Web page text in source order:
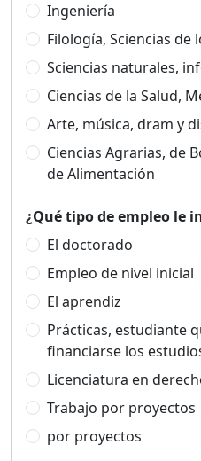
Ingeniería
Filología, Sciencias de
Sciencias naturales,
Ciencias de la Salud,
Arte, música, dram y
Ciencias Agrarias, de
de Alimentación
¿Qué tipo de empleo le
El doctorado
Empleo de nivel inicial
El aprendiz
Prácticas, estudiante
financiarse los
Licenciatura en
Trabajo por proyectos
por proyectos